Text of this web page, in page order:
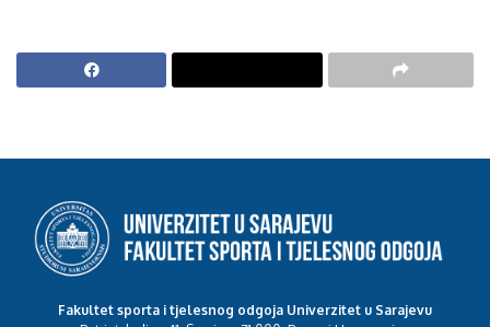
Fakultet sporta i tjelesnog odgoja Univerzitet u Sarajevu